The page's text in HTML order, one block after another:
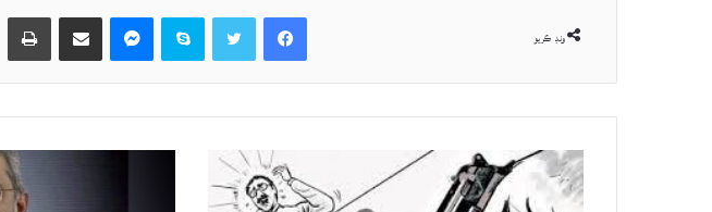
ونڊ ڪريو
Facebook
Skype حصيداري ڪريو اي ميل ذريعي